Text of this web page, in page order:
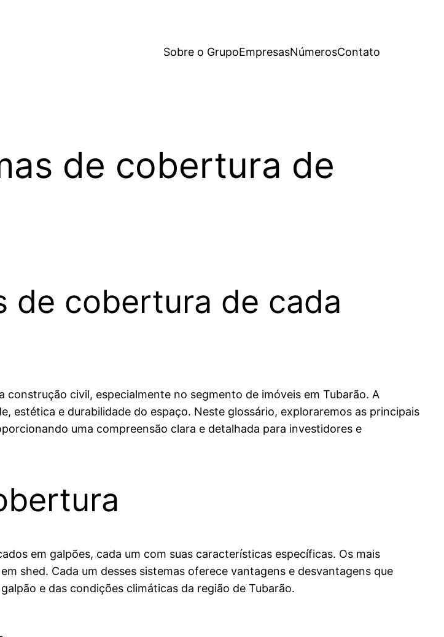
Sobre o GrupoEmpresasNúmerosContato
de cobertura de
de cobertura de cada
civil, especialmente no segmento de imóveis em Tubarão. A
estética e durabilidade do espaço. Neste glossário, exploraremos as principais
uma compreensão clara e detalhada para investidores e
em galpões, cada um com suas características específicas. Os mais
shed. Cada um desses sistemas oferece vantagens e desvantagens que
e das condições climáticas da região de Tubarão.